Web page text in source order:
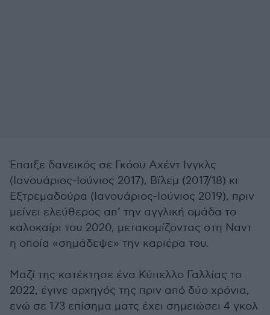
Έπαιξε δανεικός σε Γκόου Αχέντ Ινγκλς
(Ιανουάριος-Ιούνιος 2017), Βίλεμ (2017/18) κι
Εξτρεμαδούρα (Ιανουάριος-Ιούνιος 2019), πριν
μείνει ελεύθερος απ’ την αγγλική ομάδα το
καλοκαίρι του 2020, μετακομίζοντας στη Ναντ
η οποία «σημάδεψε» την καριέρα του.
Μαζί της κατέκτησε ένα Κύπελλο Γαλλίας το
2022, έγινε αρχηγός της πριν από δύο χρόνια,
ενώ σε 173 επίσημα ματς έχει σημειώσει 4 γκολ